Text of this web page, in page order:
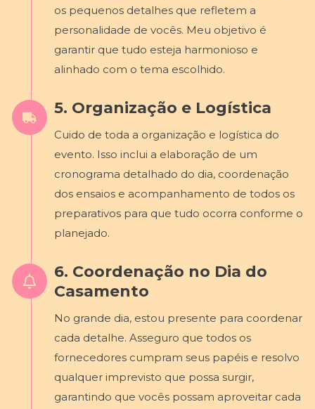
os pequenos detalhes que refletem a
personalidade de vocês. Meu objetivo é
garantir que tudo esteja harmonioso e
alinhado com o tema escolhido.
5. Organização e Logística
Cuido de toda a organização e logística do
evento. Isso inclui a elaboração de um
cronograma detalhado do dia, coordenação
dos ensaios e acompanhamento de todos os
preparativos para que tudo ocorra conforme o
planejado.
6. Coordenação no Dia do
Casamento
No grande dia, estou presente para coordenar
cada detalhe. Asseguro que todos os
fornecedores cumpram seus papéis e resolvo
qualquer imprevisto que possa surgir,
garantindo que vocês possam aproveitar cada